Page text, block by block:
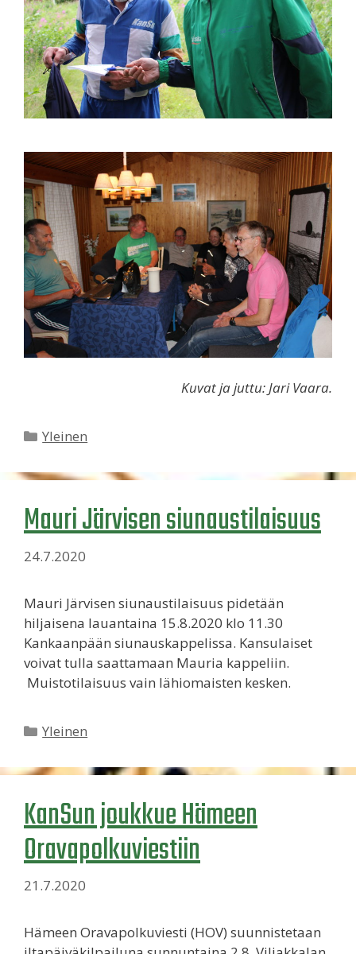
Kuvat ja juttu: Jari Vaara.
Kategoriat
Yleinen
Mauri Järvisen siunaustilaisuus
24.7.2020
Mauri Järvisen siunaustilaisuus pidetään
hiljaisena lauantaina 15.8.2020 klo 11.30
Kankaanpään siunauskappelissa. Kansulaiset
voivat tulla saattamaan Mauria kappeliin.
Muistotilaisuus vain lähiomaisten kesken.
Kategoriat
Yleinen
KanSun joukkue Hämeen
Oravapolkuviestiin
21.7.2020
Hämeen Oravapolkuviesti (HOV) suunnistetaan